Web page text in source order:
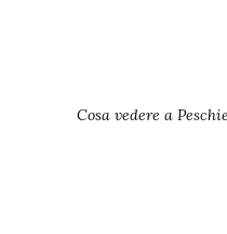
Cosa vedere a